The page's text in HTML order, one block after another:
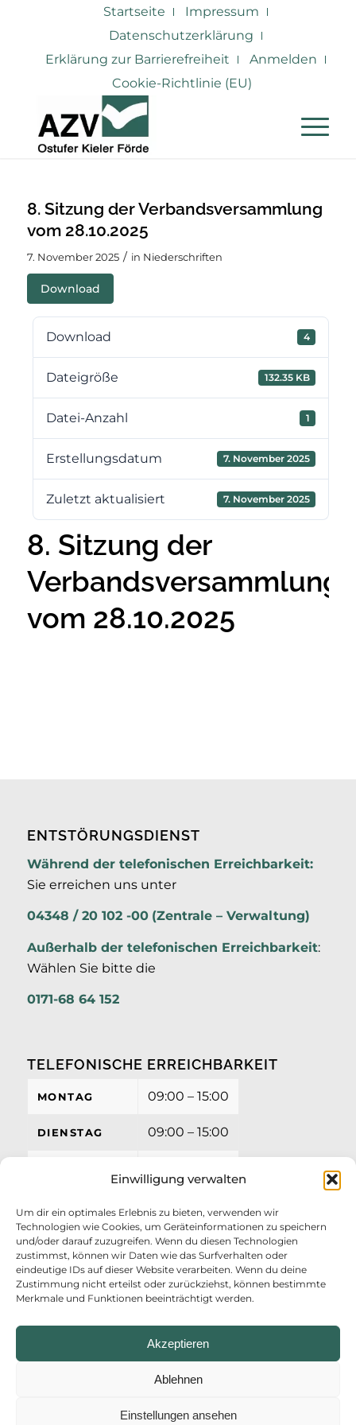
Einwilligung verwalten
Um dir ein optimales Erlebnis zu bieten, verwenden wir
Technologien wie Cookies, um Geräteinformationen zu speichern
und/oder darauf zuzugreifen. Wenn du diesen Technologien
zustimmst, können wir Daten wie das Surfverhalten oder
eindeutige IDs auf dieser Website verarbeiten. Wenn du deine
Zustimmung nicht erteilst oder zurückziehst, können bestimmte
Merkmale und Funktionen beeinträchtigt werden.
Akzeptieren
Ablehnen
Einstellungen ansehen
Startseite
Impressum
Datenschutzerklärung
Erklärung zur Barrierefreiheit
Anmelden
Cookie-Richtlinie (EU)
8. Sitzung der Verbandsversammlung
vom 28.10.2025
7. November 2025 / in Niederschriften
Download
Download 4
Dateigröße 132.35 KB
Datei-Anzahl 1
Erstellungsdatum 7. November 2025
Zuletzt aktualisiert 7. November 2025
8. Sitzung der
Verbandsversammlung
vom 28.10.2025
ENTSTÖRUNGSDIENST
Während der telefonischen Erreichbarkeit:
Sie erreichen uns unter
04348 / 20 102 -00 (Zentrale – Verwaltung)
Außerhalb der telefonischen Erreichbarkeit:
Wählen Sie bitte die
0171-68 64 152
TELEFONISCHE ERREICHBARKEIT
MONTAG 09:00 – 15:00
DIENSTAG 09:00 – 15:00
FREITAG 09:00 – 12:00